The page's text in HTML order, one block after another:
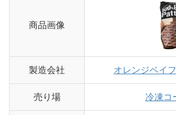
商品画像
製造会社 オレンジベイ
売り場 冷凍コ